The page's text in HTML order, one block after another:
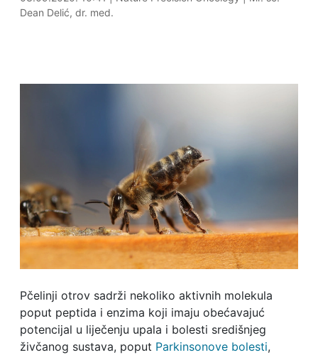
Dean Delić, dr. med.
Pčelinji otrov sadrži nekoliko aktivnih molekula
poput peptida i enzima koji imaju obećavajuć
potencijal u liječenju upala i bolesti središnjeg
živčanog sustava, poput Parkinsonove bolesti,